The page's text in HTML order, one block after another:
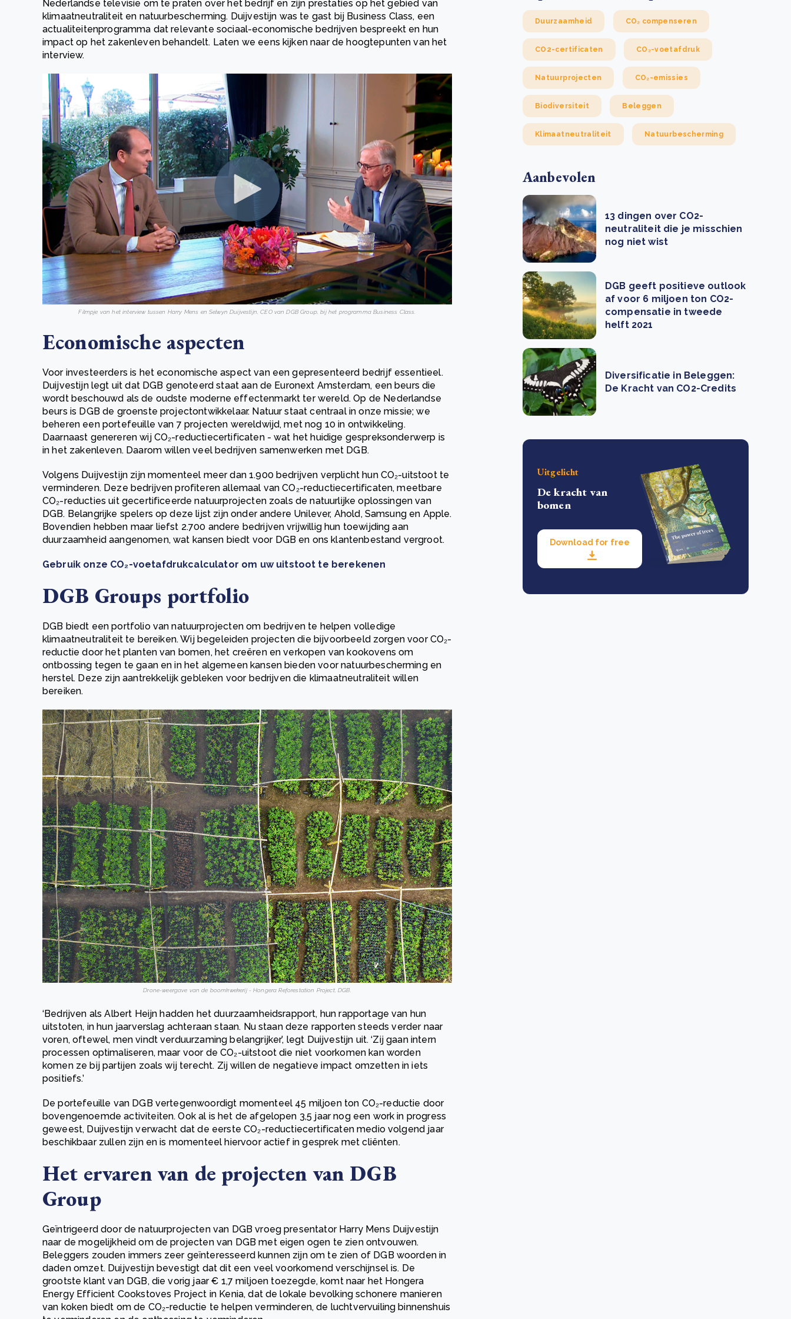
Nederlandse televisie om te praten over het bedrijf en zijn prestaties op het gebied van
klimaatneutraliteit en natuurbescherming. Duijvestijn was te gast bij Business Class, een
actualiteitenprogramma dat relevante sociaal-economische bedrijven bespreekt en hun
impact op het zakenleven behandelt. Laten we eens kijken naar de hoogtepunten van het
interview.
Filmpje van het interview tussen Harry Mens en Selwyn Duijvestijn, CEO van DGB Group, bij het programma Business Class.
Economische aspecten
Voor investeerders is het economische aspect van een gepresenteerd bedrijf essentieel.
Duijvestijn legt uit dat DGB genoteerd staat aan de Euronext Amsterdam, een beurs die
wordt beschouwd als de oudste moderne effectenmarkt ter wereld. Op de Nederlandse
beurs is DGB de groenste projectontwikkelaar. Natuur staat centraal in onze missie; we
beheren een portefeuille van 7 projecten wereldwijd, met nog 10 in ontwikkeling.
Daarnaast genereren wij CO₂-reductiecertificaten - wat het huidige gespreksonderwerp is
in het zakenleven. Daarom willen veel bedrijven samenwerken met DGB.
Volgens Duijvestijn zijn momenteel meer dan 1.900 bedrijven verplicht hun CO₂-uitstoot te
verminderen. Deze bedrijven profiteren allemaal van CO₂-reductiecertificaten, meetbare
CO₂-reducties uit gecertificeerde natuurprojecten zoals de natuurlijke oplossingen van
DGB. Belangrijke spelers op deze lijst zijn onder andere Unilever, Ahold, Samsung en Apple.
Bovendien hebben maar liefst 2.700 andere bedrijven vrijwillig hun toewijding aan
duurzaamheid aangenomen, wat kansen biedt voor DGB en ons klantenbestand vergroot.
Gebruik onze CO₂-voetafdrukcalculator om uw uitstoot te berekenen
DGB Groups portfolio
DGB biedt een portfolio van natuurprojecten om bedrijven te helpen volledige
klimaatneutraliteit te bereiken. Wij begeleiden projecten die bijvoorbeeld zorgen voor CO₂-
reductie door het planten van bomen, het creëren en verkopen van kookovens om
ontbossing tegen te gaan en in het algemeen kansen bieden voor natuurbescherming en
herstel. Deze zijn aantrekkelijk gebleken voor bedrijven die klimaatneutraliteit willen
bereiken.
Drone-weergave van de boomkwekerij - Hongera Reforestation Project, DGB.
‘Bedrijven als Albert Heijn hadden het duurzaamheidsrapport, hun rapportage van hun
uitstoten, in hun jaarverslag achteraan staan. Nu staan deze rapporten steeds verder naar
voren, oftewel, men vindt verduurzaming belangrijker’, legt Duijvestijn uit. ‘Zij gaan intern
processen optimaliseren, maar voor de CO₂-uitstoot die niet voorkomen kan worden
komen ze bij partijen zoals wij terecht. Zij willen de negatieve impact omzetten in iets
positiefs.’
De portefeuille van DGB vertegenwoordigt momenteel 45 miljoen ton CO₂-reductie door
bovengenoemde activiteiten. Ook al is het de afgelopen 3,5 jaar nog een work in progress
geweest, Duijvestijn verwacht dat de eerste CO₂-reductiecertificaten medio volgend jaar
beschikbaar zullen zijn en is momenteel hiervoor actief in gesprek met cliënten.
Het ervaren van de projecten van DGB
Group
Geïntrigeerd door de natuurprojecten van DGB vroeg presentator Harry Mens Duijvestijn
naar de mogelijkheid om de projecten van DGB met eigen ogen te zien ontvouwen.
Beleggers zouden immers zeer geïnteresseerd kunnen zijn om te zien of DGB woorden in
daden omzet. Duijvestijn bevestigt dat dit een veel voorkomend verschijnsel is. De
grootste klant van DGB, die vorig jaar € 1,7 miljoen toezegde, komt naar het Hongera
Energy Efficient Cookstoves Project in Kenia, dat de lokale bevolking schonere manieren
van koken biedt om de CO₂-reductie te helpen verminderen, de luchtvervuiling binnenshuis
Duurzaamheid CO₂ compenseren
CO2-certificaten CO₂-voetafdruk
Natuurprojecten CO₂-emissies
Biodiversiteit Beleggen
Klimaatneutraliteit Natuurbescherming
Aanbevolen
13 dingen over CO2-
neutraliteit die je misschien
nog niet wist
DGB geeft positieve outlook
af voor 6 miljoen ton CO2-
compensatie in tweede
helft 2021
Diversificatie in Beleggen:
De Kracht van CO2-Credits
Uitgelicht
De kracht van
bomen
Download for free